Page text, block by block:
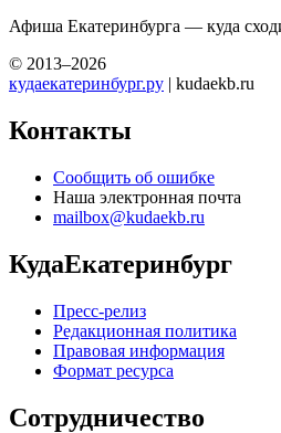
Афиша Екатеринбурга — куда
© 2013–2026
кудаекатеринбург.ру | kudaekb.ru
Контакты
Сообщить об ошибке
Наша электронная почта
mailbox@kudaekb.ru
КудаЕкатеринбург
Пресс-релиз
Редакционная политика
Правовая информация
Формат ресурса
Сотрудничество